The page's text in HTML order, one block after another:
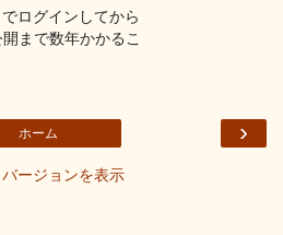
ログインしてから
まで数年かかるこ
›
ホーム
ージョンを表示